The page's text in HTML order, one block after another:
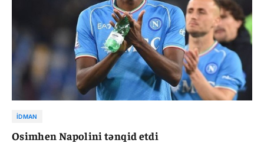
İDMAN
Osimhen Napolini tənqid etdi